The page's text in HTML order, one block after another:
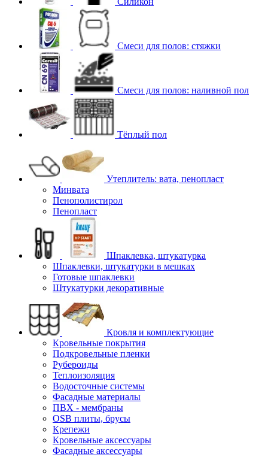
Смеси для полов: стяжки
Смеси для полов: наливной пол
Тёплый пол
Утеплитель: вата, пенопласт
Минвата
Пенополистирол
Пенопласт
Шпаклевка, штукатурка
Шпаклевки, штукатурки в мешках
Готовые шпаклевки
Штукатурки декоративные
Кровля и комплектующие
Кровельные покрытия
Подкровельные пленки
Рубероиды
Теплоизоляция
Водосточные системы
Фасадные материалы
ПВХ - мембраны
OSB плиты, брусы
Крепежи
Кровельные аксессуары
Фасадные аксессуары